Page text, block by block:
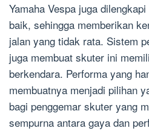
Yamaha Vespa juga
baik, sehingga memberikan
jalan yang tidak rata. Sistem
juga membuat skuter ini
berkendara. Performa yang
membuatnya menjadi pilihan
bagi penggemar skuter yang
sempurna antara gaya dan